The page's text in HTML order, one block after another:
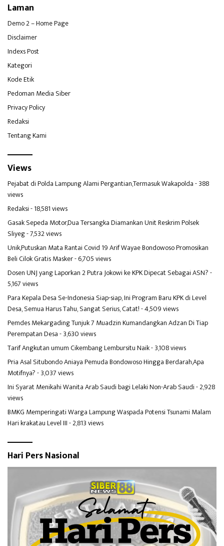
Laman
Demo 2 – Home Page
Disclaimer
Indexs Post
Kategori
Kode Etik
Pedoman Media Siber
Privacy Policy
Redaksi
Tentang Kami
Views
Pejabat di Polda Lampung Alami Pergantian,Termasuk Wakapolda- 388
views
Redaksi- 18,581 views
Gasak Sepeda Motor,Dua Tersangka Diamankan Unit Reskrim Polsek
Sliyeg- 7,532 views
Unik,Putuskan Mata Rantai Covid 19 Arif Wayae Bondowoso Promosikan
Beli Cilok Gratis Masker- 6,705 views
Dosen UNJ yang Laporkan 2 Putra Jokowi ke KPK Dipecat Sebagai ASN?-
5,167 views
Para Kepala Desa Se-Indonesia Siap-siap, Ini Program Baru KPK di Level
Desa, Semua Harus Tahu, Sangat Serius, Catat!- 4,509 views
Pemdes Mekargading Tunjuk 7 Muadzin Kumandangkan Adzan Di Tiap
Perempatan Desa- 3,630 views
Tarif Angkutan umum Cikembang Lembursitu Naik- 3,108 views
Pria Asal Situbondo Aniaya Pemuda Bondowoso Hingga Berdarah,Apa
Motifnya?- 3,037 views
Ini Syarat Menikahi Wanita Arab Saudi bagi Lelaki Non-Arab Saudi- 2,928
views
BMKG Memperingati Warga Lampung Waspada Potensi Tsunami Malam
Hari krakatau Level III- 2,813 views
Hari Pers Nasional